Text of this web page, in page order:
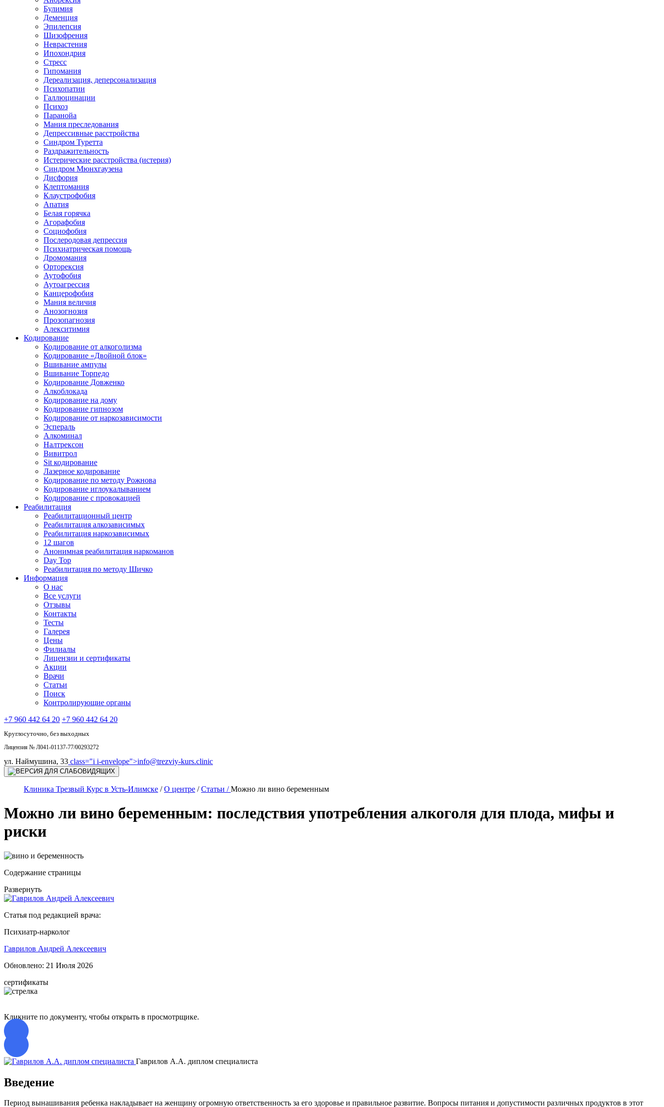
Булимия
Деменция
Эпилепсия
Шизофрения
Неврастения
Ипохондрия
Стресс
Гипомания
Дереализация, деперсонализация
Психопатии
Галлюцинации
Психоз
Паранойа
Мания преследования
Депрессивные расстройства
Синдром Туретта
Раздражительность
Истерические расстройства (истерия)
Синдром Мюнхгаузена
Дисфория
Клептомания
Клаустрофобия
Апатия
Белая горячка
Агорафобия
Социофобия
Послеродовая депрессия
Психиатрическая помощь
Дромомания
Орторексия
Аутофобия
Аутоагрессия
Канцерофобия
Мания величия
Анозогнозия
Прозопагнозия
Алекситимия
Кодирование
Кодирование от алкоголизма
Кодирование «Двойной блок»
Вшивание ампулы
Вшивание Торпедо
Кодирование Довженко
Алкоблокада
Кодирование на дому
Кодирование гипнозом
Кодирование от наркозависимости
Эспераль
Алкоминал
Налтрексон
Вивитрол
Sit кодирование
Лазерное кодирование
Кодирование по методу Рожнова
Кодирование иглоукалыванием
Кодирование с провокацией
Реабилитация
Реабилитационный центр
Реабилитация алкозависимых
Реабилитация наркозависимых
12 шагов
Анонимная реабилитация наркоманов
Day Top
Реабилитация по методу Шичко
Информация
О нас
Все услуги
Отзывы
Контакты
Тесты
Галерея
Цены
Филиалы
Лицензии и сертификаты
Акции
Врачи
Статьи
Поиск
Контролирующие органы
+7 960 442 64 20 +7 960 442 64 20
Круглосуточно, без выходных
Лицензия № Л041-01137-77/00293272
ул. Наймушина, 33 class="i i-envelope">info@trezviy-kurs.clinic
Клиника Трезвый Курс в Усть-Илимске /О центре /Статьи /Можно ли вино беременным
Можно ли вино беременным: последствия употребления алкоголя для плода, мифы и
риски
Содержание страницы
Развернуть
Статья под редакцией врача:
Психиатр-нарколог
Гаврилов Андрей Алексеевич
Обновлено: 21 Июля 2026
сертификаты
Кликните по документу, чтобы открыть в просмотрщике.
Гаврилов А.А. диплом специалиста
Введение
Период вынашивания ребенка накладывает на женщину огромную ответственность за его здоровье и правильное развитие. Вопросы питания и допустимости различных продуктов в этот